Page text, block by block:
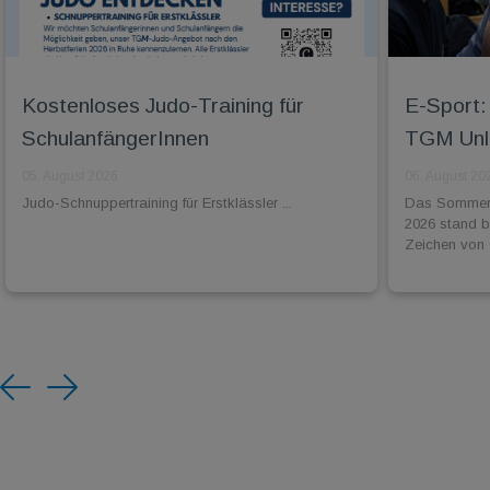
Kostenloses Judo-Training für
SchulanfängerInnen
Judo-Schnuppertraining für Erstklässler ...
E-Sport:
TGM
Das
2026 stand
Zeichen von
Previous
Next